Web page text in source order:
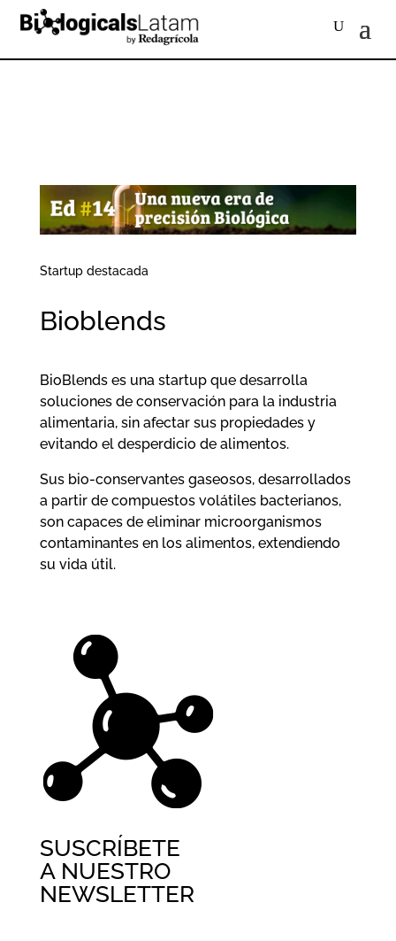
Startup destacada
Bioblends
BioBlends es una startup que desarrolla
soluciones de conservación para la industria
alimentaria, sin afectar sus propiedades y
evitando el desperdicio de alimentos.
Sus bio-conservantes gaseosos, desarrollados
a partir de compuestos volátiles bacterianos,
son capaces de eliminar microorganismos
contaminantes en los alimentos, extendiendo
su vida útil.
SUSCRÍBETE
A NUESTRO
NEWSLETTER